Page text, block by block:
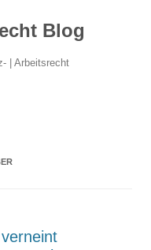
Blog
| Arbeitsrecht